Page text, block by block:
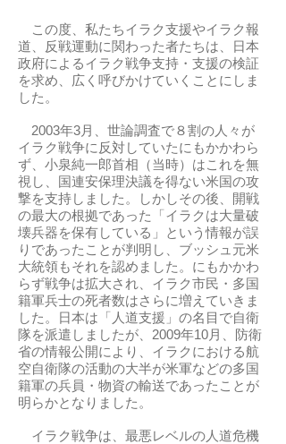
この度、私たちイラク支援やイラク報
道、反戦運動に関わった者たちは、日本
政府によるイラク戦争支持・支援の検証
を求め、広く呼びかけていくことにしま
した。
2003年3月、世論調査で８割の人々が
イラク戦争に反対していたにもかかわら
ず、小泉純一郎首相（当時）はこれを無
視し、国連安保理決議を得ない米国の攻
撃を支持しました。しかしその後、開戦
の最大の根拠であった「イラクは大量破
壊兵器を保有している」という情報が誤
りであったことが判明し、ブッシュ元米
大統領もそれを認めました。にもかかわ
らず戦争は拡大され、イラク市民・多国
籍軍兵士の死者数はさらに増えていきま
した。日本は「人道支援」の名目で自衛
隊を派遣しましたが、2009年10月、防衛
省の情報公開により、イラクにおける航
空自衛隊の活動の大半が米軍などの多国
籍軍の兵員・物資の輸送であったことが
明らかとなりました。
イラク戦争は、最悪レベルの人道危機